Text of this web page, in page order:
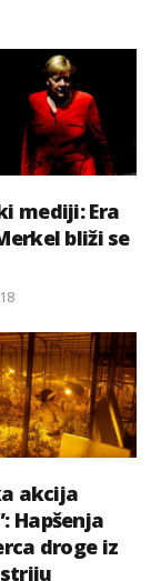
mediji: Era
bliži se
akcija
Hapšenja
droge iz